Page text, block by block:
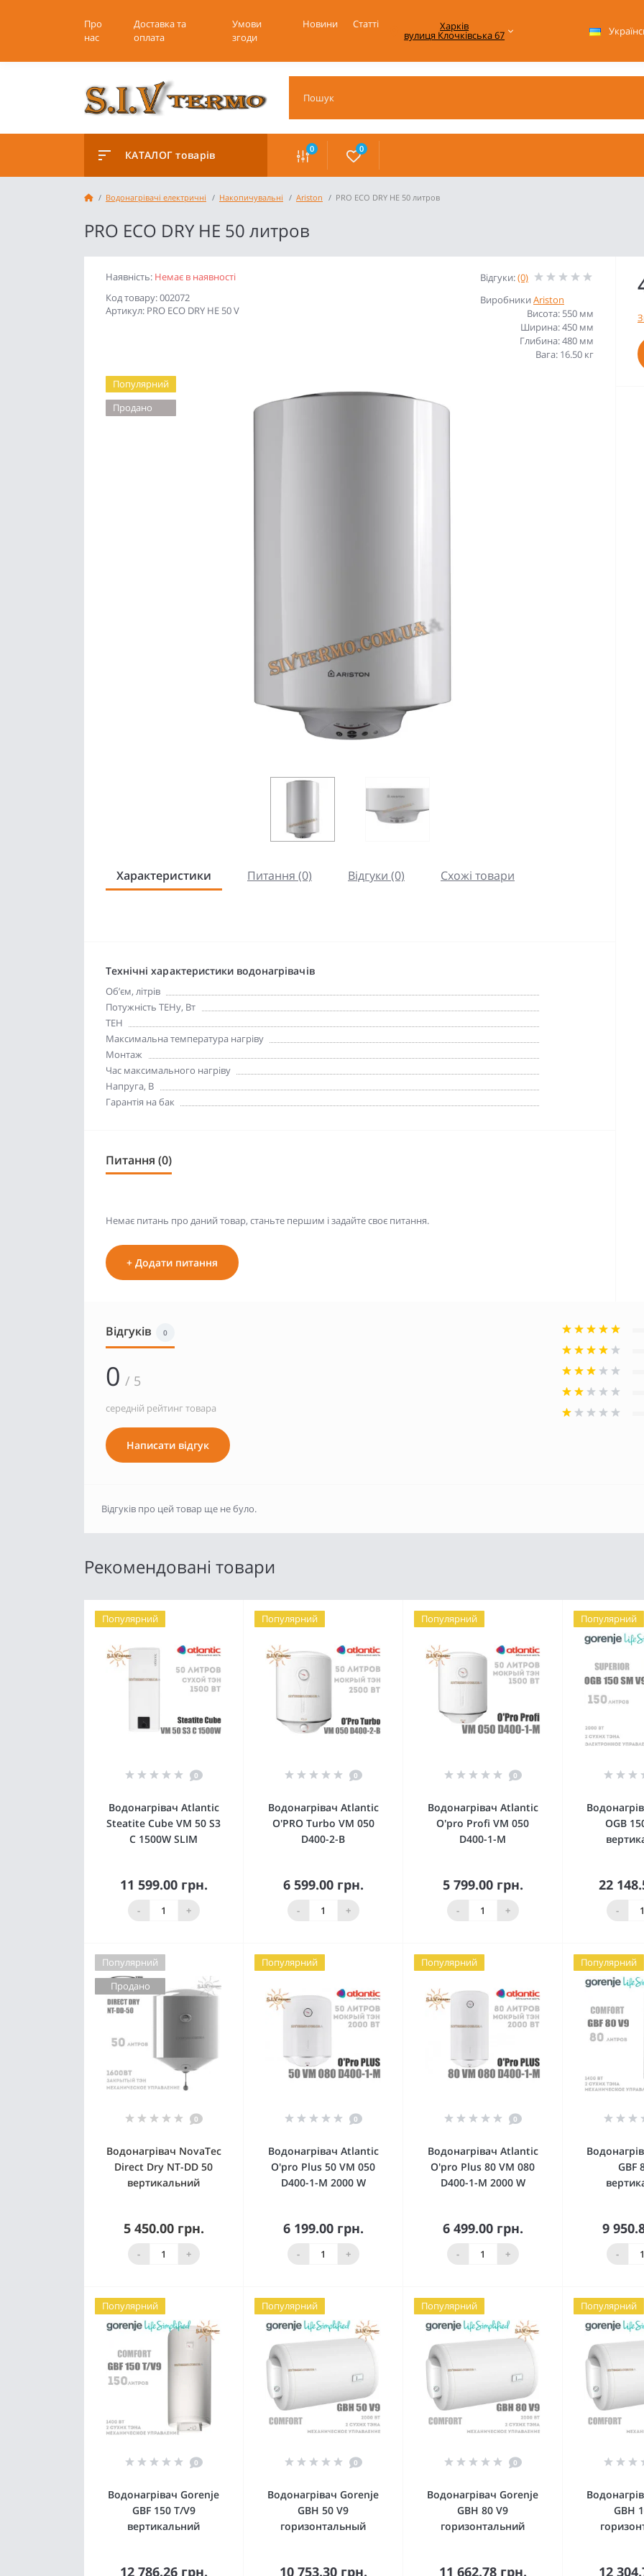
Про
нас
Доставка та
оплата
Умови
згоди
Новини Статті Харків
вулиця Клочківська 67
КАТАЛОГ товарів 0 0
Водонагрівачі електричні Накопичувальні Ariston PRO ECO DRY HE 50 литров
PRO ECO DRY HE 50 литров
Наявність: Немає в наявності
Код товару: 002072
Артикул: PRO ECO DRY HE 50 V
Відгуки:(0)
Виробники Ariston
Висота: 550 мм
Ширина: 450 мм
Глибина: 480 мм
Вага: 16.50 кг
Популярний
Продано
Характеристики Питання (0) Відгуки (0) Схожі товари
Технічні характеристики водонагрівачів
Об’єм, літрів
Потужність ТЕНу, Вт
ТЕН
Максимальна температура нагріву
Монтаж
Час максимального нагріву
Напруга, В
Гарантія на бак
Питання (0)
Немає питань про даний товар, станьте першим і задайте своє питання.
+ Додати питання
Відгуків 0
0 / 5
середній рейтинг товара
Написати відгук
Відгуків про цей товар ще не було.
Рекомендовані товари
Популярний
0
Водонагрівач Atlantic
Steatite Cube VM 50 S3
C 1500W SLIM
11 599.00 грн.
- +
Купити
Популярний
0
Водонагрівач Atlantic
O'PRO Turbo VM 050
D400-2-B
6 599.00 грн.
- +
Купити
Популярний
0
Водонагрівач Atlantic
O'pro Profi VM 050
D400-1-M
5 799.00 грн.
- +
Купити
Популярний
OGB
22
-
Популярний
Продано
0
Водонагрівач NovaTec
Direct Dry NT-DD 50
вертикальний
5 450.00 грн.
- +
Немає в наявності
Популярний
0
Водонагрівач Atlantic
O'pro Plus 50 VM 050
D400-1-M 2000 W
6 199.00 грн.
- +
Купити
Популярний
0
Водонагрівач Atlantic
O'pro Plus 80 VM 080
D400-1-M 2000 W
6 499.00 грн.
- +
Купити
Популярний
GBF
9
-
Популярний
0
Водонагрівач Gorenje
GBF 150 T/V9
вертикальний
12 786.26 грн.
Популярний
0
Водонагрівач Gorenje
GBH 50 V9
горизонтальный
10 753.30 грн.
Популярний
0
Водонагрівач Gorenje
GBH 80 V9
горизонтальний
11 662.78 грн.
Популярний
GBH
12